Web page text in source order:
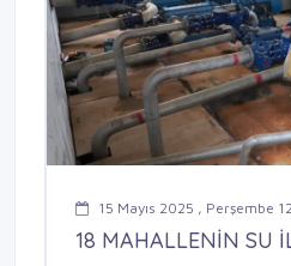
15 Mayıs 2025 , Perşembe
18 MAHALLENİN SU